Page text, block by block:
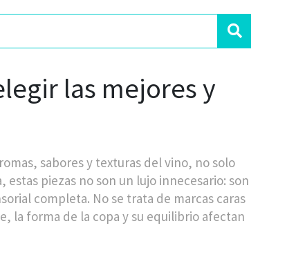
las mejores y
sabores y texturas del vino, no solo
, estas piezas no son un lujo innecesario: son
completa. No se trata de marcas caras
la forma de la copa y su equilibrio afectan